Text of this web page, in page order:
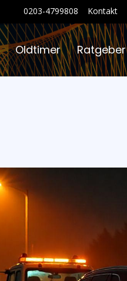
0203-4799808 Kontakt
Oldtimer Ratgeber